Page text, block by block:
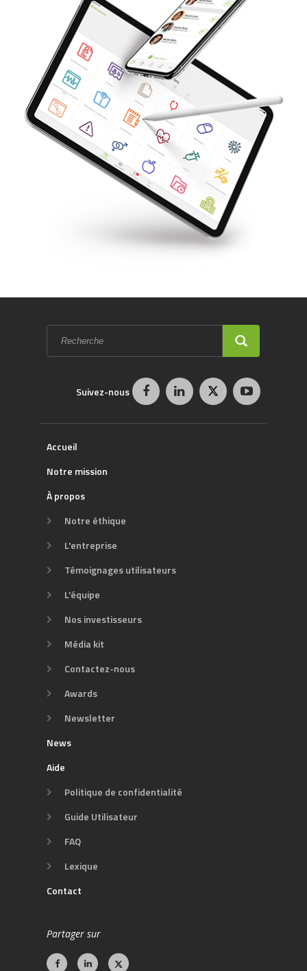
Formulaire
de
recherche
Suivez-nous
Accueil
Notre mission
À propos
Notre éthique
L'entreprise
Témoignages utilisateurs
L'équipe
Nos investisseurs
Média kit
Contactez-nous
Awards
Newsletter
News
Aide
Politique de confidentialité
Guide Utilisateur
FAQ
Lexique
Contact
Partager sur